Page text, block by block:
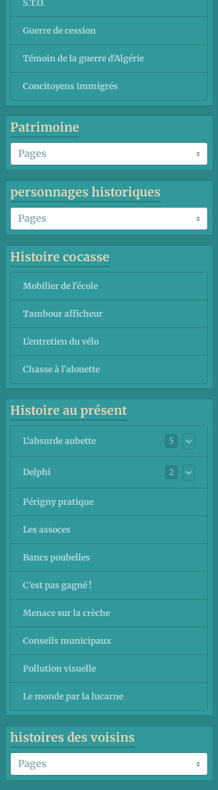
S.T.O.
Guerre de cession
Témoin de la guerre d'Algérie
Concitoyens immigrés
Patrimoine
personnages historiques
Histoire cocasse
Mobilier de l'école
Tambour afficheur
L'entretien du vélo
Chasse à l'alouette
Histoire au présent
L'absurde aubette 5
Delphi 2
Périgny pratique
Les assoces
Bancs poubelles
C'est pas gagné !
Menace sur la crèche
Conseils municipaux
Pollution visuelle
Le monde par la lucarne
histoires des voisins